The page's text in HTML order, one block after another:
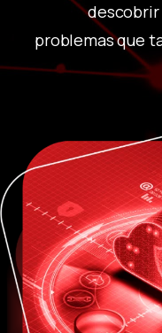
descobrir
problemas que